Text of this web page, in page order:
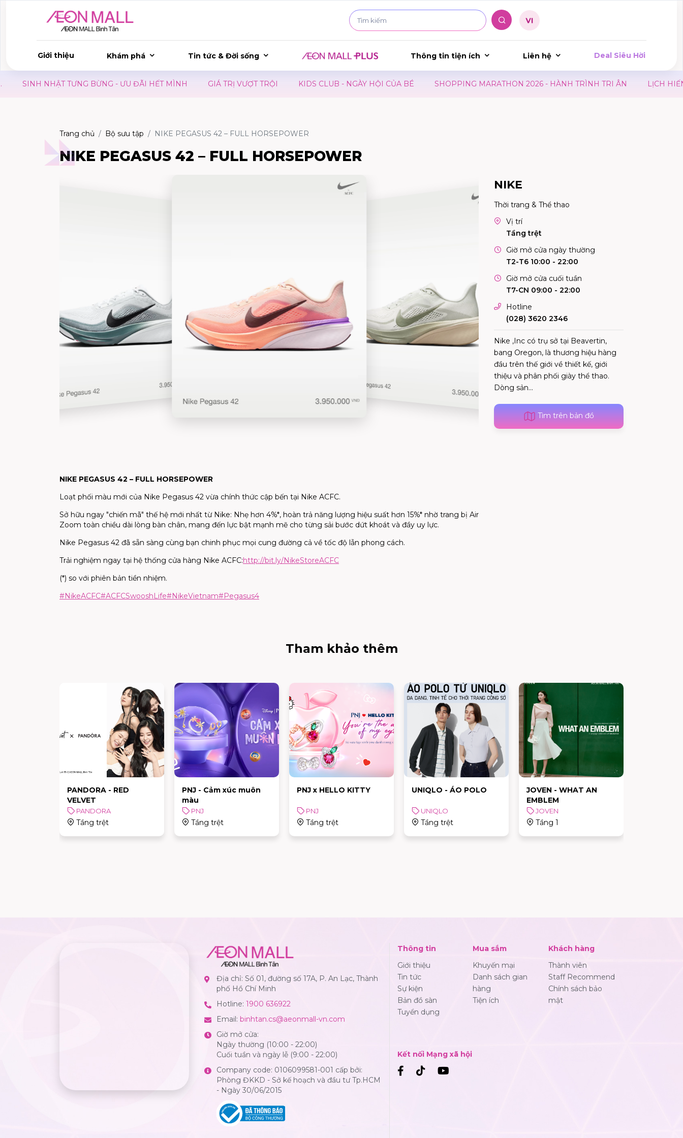
Giới thiệu Khám phá Tin tức & Đời sống Thông tin tiện ích Liên hệ Deal Siêu Hời
NHẬT TƯNG BỪNG - ƯU ĐÃI HẾT MÌNH GIÁ TRỊ VƯỢT TRỘI KIDS CLUB - NGÀY HỘI CỦA BÉ SHOPPING MARATHON 2026 - HÀNH TRÌNH TRI ÂN LỊCH HIẾN MÁU
Trang chủ Bộ sưu tập NIKE PEGASUS 42 – FULL HORSEPOWER
NIKE PEGASUS 42 – FULL HORSEPOWER
NIKE PEGASUS 42 – FULL HORSEPOWER​
Loạt phối màu mới của Nike Pegasus 42 vừa chính thức cập bến tại Nike ACFC.​
Sở hữu ngay "chiến mã" thế hệ mới nhất từ Nike: Nhẹ hơn 4%*, hoàn trả năng lượng hiệu suất hơn 15%* nhờ trang bị Air
Zoom toàn chiều dài lòng bàn chân, mang đến lực bật mạnh mẽ cho từng sải bước dứt khoát và đầy uy lực.
Nike Pegasus 42 đã sẵn sàng cùng bạn chinh phục mọi cung đường cả về tốc độ lẫn phong cách.
Trải nghiệm ngay tại hệ thống cửa hàng Nike ACFC:http://bit.ly/NikeStoreACFC
(*) so với phiên bản tiền nhiệm​.
#NikeACFC#ACFCSwooshLife#NikeVietnam#Pegasus4
NIKE
Thời trang & Thể thao
Vị trí
Tầng trệt
Giờ mở cửa ngày thường
T2-T6 10:00 - 22:00
Giờ mở cửa cuối tuần
T7-CN 09:00 - 22:00
Hotline
(028) 3620 2346
Nike ,Inc có trụ sở tại Beavertin,
bang Oregon, là thương hiệu hàng
đầu trên thế giới về thiết kế, giới
thiệu và phân phối giày thể thao.
Dòng sản...
Tìm trên bản đồ
Tham khảo thêm
PANDORA - RED
VELVET
PANDORA
Tầng trệt
PNJ - Cảm xúc muôn
màu
PNJ
Tầng trệt
PNJ x HELLO KITTY
PNJ
Tầng trệt
UNIQLO - ÁO POLO
UNIQLO
Tầng trệt
JOVEN - WHAT AN
EMBLEM
JOVEN
Tầng 1
Địa chỉ: Số 01, đường số 17A, P. An Lạc, Thành
phố Hồ Chí Minh
Hotline: 1900 636922
Email: binhtan.cs@aeonmall-vn.com
Giờ mở cửa:
Ngày thường (10:00 - 22:00)
Cuối tuần và ngày lễ (9:00 - 22:00)
Company code: 0106099581-001 cấp bởi:
Phòng ĐKKD - Sở kế hoạch và đầu tư Tp.HCM
- Ngày 30/06/2015
Thông tin
Giới thiệu
Tin tức
Sự kiện
Bản đồ sàn
Tuyển dụng
Mua sắm
Khuyến mại
Danh sách gian
hàng
Tiện ích
Khách hàng
Thành viên
Staff Recommend
Chính sách bảo
mật
Kết nối Mạng xã hội